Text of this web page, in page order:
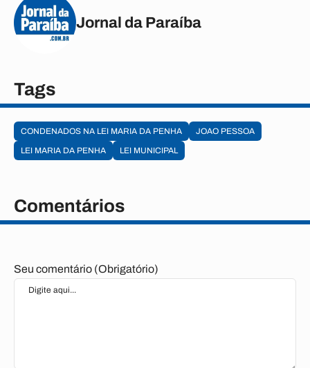
Jornal da Paraíba
Tags
CONDENADOS NA LEI MARIA DA PENHA
JOAO PESSOA
LEI MARIA DA PENHA
LEI MUNICIPAL
Comentários
Seu comentário (Obrigatório)